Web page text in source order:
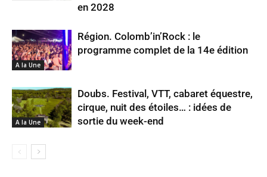
en 2028
A la Une
Région. Colomb’in’Rock : le
programme complet de la 14e édition
A la Une
Doubs. Festival, VTT, cabaret équestre,
cirque, nuit des étoiles… : idées de
sortie du week-end